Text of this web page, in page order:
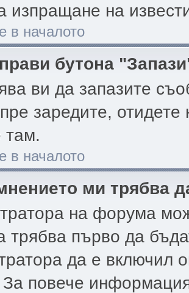
изпращане на
в началото
бутона
ви да запазите
заредите,
там.
в началото
ми трябва
на форума
трябва първо да
да е включил
повече